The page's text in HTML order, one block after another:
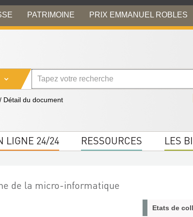
PATRIMOINE PRIX EMMANUEL ROBLES
/ Détail du document
LIGNE 24/24 RESSOURCES LES
de la micro-informatique
Etats de